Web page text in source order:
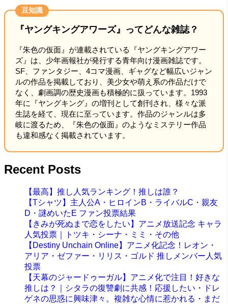
豆知識
『ヤングキングアワーズ』ってどんな雑誌？
『朱色の仮面』が連載されている『ヤングキングアワー
ズ』は、少年画報社が発行する青年向け漫画雑誌です。
SF、ファンタジー、4コマ漫画、ギャグなど幅広いジャン
ルの作品を掲載しており、美少女や萌え系の作品だけで
なく、劇画調の歴史漫画も積極的に扱っています。1993
年に『ヤングキング』の増刊として創刊され、様々な派
生誌を経て、現在に至っています。作品のジャンルは多
岐に渡るため、『朱色の仮面』のようなミステリー作品
も違和感なく掲載されています。
Recent Posts
【最高】推し人気ランキング！推しは誰？
【Tシャツ】主人公A・ヒロインB・ライバルC・親友
D・謎めいたE ファン投票結果
【きみが死ぬまで恋をしたい】アニメ放送記念 キャラ
人気投票｜トツキ・シーナ・ミミ・その他
【Destiny Unchain Online】アニメ化記念！レオン・
アリア・ゼファー・リリス・ゴルド 推しメンバー人気
投票
【天幕のジャードゥーガル】アニメ化で注目！好きな
推しは？｜シタラの復讐劇に共感！応援したい・ドレ
ゲネの思惑に興味津々。複雑な心情に惹かれる・まだ